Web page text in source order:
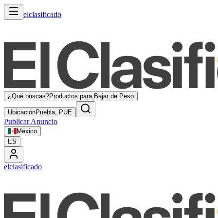
elclasificado
¿Qué buscas?Productos para Bajar de Peso
UbicaciónPuebla, PUE
Publicar Anuncio
México
ES
elclasificado